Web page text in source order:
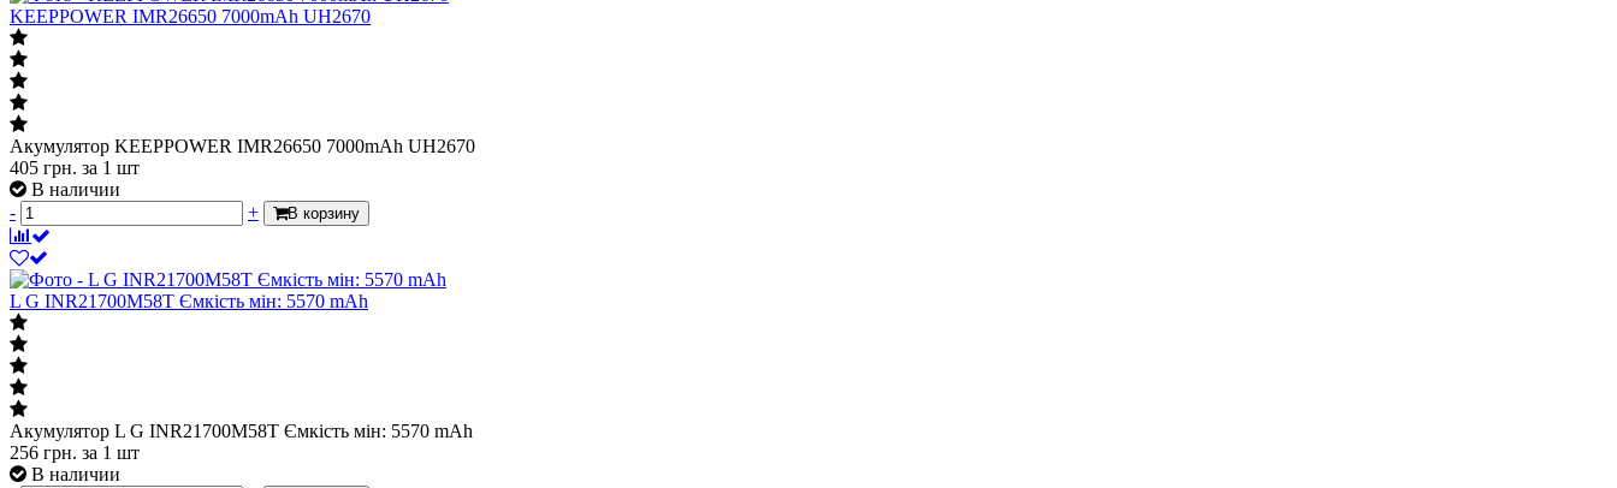
KEEPPOWER IMR26650 7000mAh UH2670
Акумулятор KEEPPOWER IMR26650 7000mAh UH2670
405 грн. за 1 шт
В наличии
-
+ В корзину
L G INR21700M58T Ємкість мін: 5570 mAh
Акумулятор L G INR21700M58T Ємкість мін: 5570 mAh
256 грн. за 1 шт
В наличии